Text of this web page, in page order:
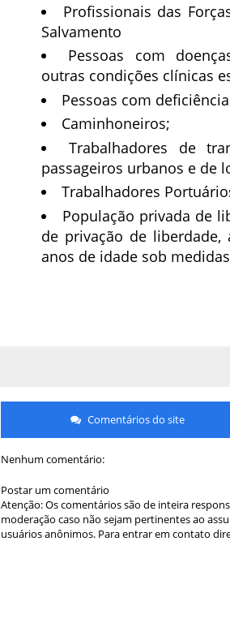
Profissionais das
Salvamento
Pessoas com
outras condições clínicas
Pessoas com
Caminhoneiros;
Trabalhadores de
passageiros urbanos e de
Trabalhadores
População privada de
de privação de liberdade,
anos de idade sob
Comentários do site
Nenhum comentário:
Postar um comentário
Atenção: Os comentários são de inteira
moderação caso não sejam pertinentes ao
usuários anônimos. Para entrar em contato